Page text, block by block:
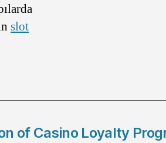
slot
of Casino Loyalty